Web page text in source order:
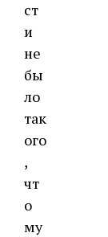
ст
и
не
бы
ло
так
ого
,
чт
о
му